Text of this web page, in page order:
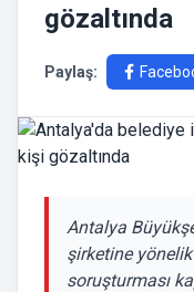
gözaltında
Paylaş:
Antalya
şirketine
soruşturması